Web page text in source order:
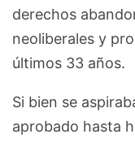
derechos
neoliberales y
últimos 33 años.
Si bien se
aprobado hasta